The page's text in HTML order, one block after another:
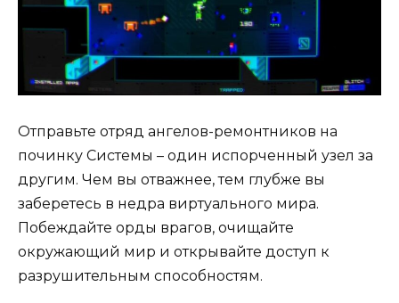
Отправьте отряд ангелов-ремонтников на
починку Системы – один испорченный узел за
другим. Чем вы отважнее, тем глубже вы
заберетесь в недра виртуального мира.
Побеждайте орды врагов, очищайте
окружающий мир и открывайте доступ к
разрушительным способностям.